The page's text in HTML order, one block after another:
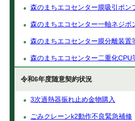
森のまちエコセンター膜吸引ポン
森のまちエコセンター一軸ネジポ
森のまちエコセンター膜分離装置
森のまちエコセンター二重化CPU
令和6年度随意契約状況
3次過熱器振れ止め金物購入
ごみクレーンk2動作不良緊急補修